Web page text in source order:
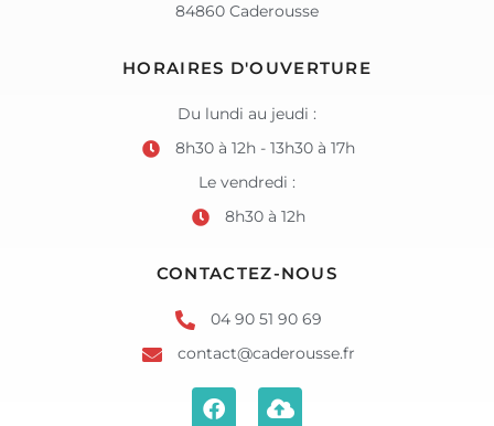
84860 Caderousse
HORAIRES D'OUVERTURE
Du lundi au jeudi :
8h30 à 12h - 13h30 à 17h
Le vendredi :
8h30 à 12h
CONTACTEZ-NOUS
04 90 51 90 69
contact@caderousse.fr